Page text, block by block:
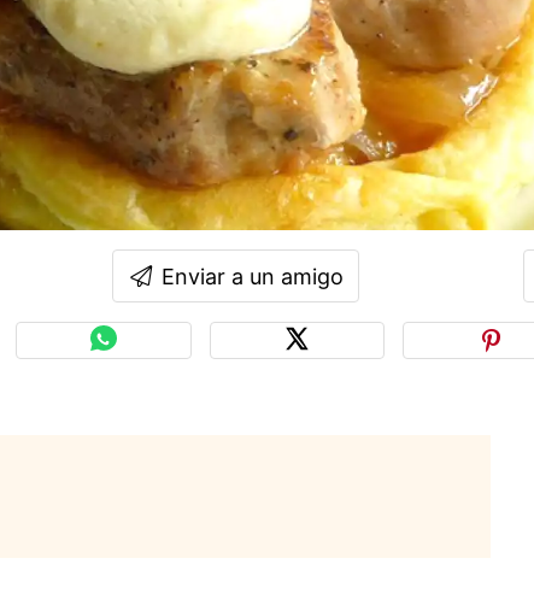
Enviar a un amigo